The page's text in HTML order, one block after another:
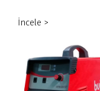
İncele >